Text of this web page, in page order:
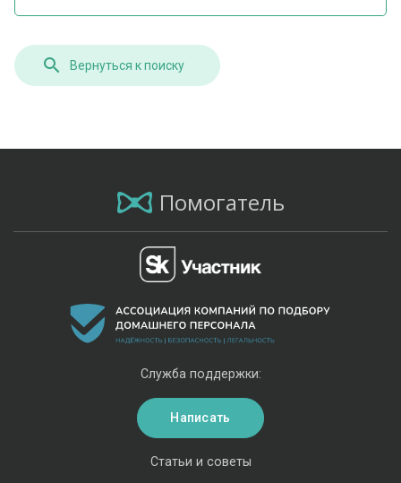
Вернуться к поиску
Помогатель
Статьи и советы
Служба поддержки:
Написать